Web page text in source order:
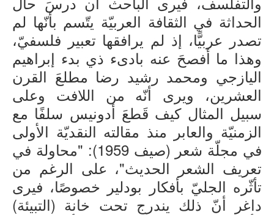
الحداثة في الثقافة العربيّة يتّسم بأنّها لم
تصدر عربيًّا، إذ لم يرافقها تعبير فلسفيّ،
وهذا ما أفصحَ عنه بادىء ذي بدء إبراهيم
اليازجي ومحمد رشيد رضا مطلعَ القرن
العشرين، ويرى أنّه من اللافت وعلى
سبيل المثال كيف قَطعَ أدونيس سلفًا مع
الزمنيّة والعابر منذ مقالته النقديّة الأولى
في مجلّة شعر (صيف 1959): "محاولة في
تعريف الشعر الحديث"، على الرغم من
تأثّره الجليّ بأفكار بودلير خصوصًا، فيرى
داغر أنّ ذلك يندرج تحت خانة (التبيئة)